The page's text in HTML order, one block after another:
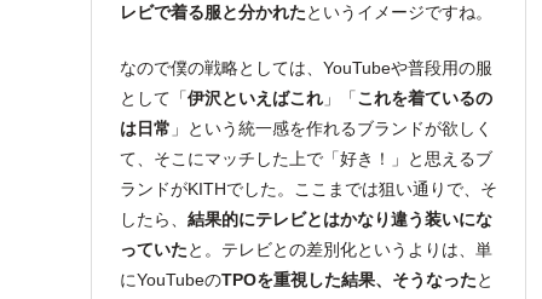
レビで着る服と分かれたというイメージですね。
なので僕の戦略としては、YouTubeや普段用の服
として「伊沢といえばこれ」「これを着ているの
は日常 」という統一感を作れるブランドが欲しく
て、そこにマッチした上で「好き！」と思えるブ
ランドがKITHでした。ここまでは狙い通りで、そ
したら、 結果的にテレビとはかなり違う装いにな
っていたと。テレビとの差別化というよりは、単
にYouTubeのTPOを重視した結果、そうなったと